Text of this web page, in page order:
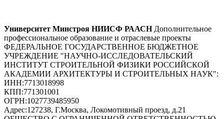
Университет Минстроя НИИСФ РААСН Дополнительное
профессиональное образование и отраслевые проекты
ФЕДЕРАЛЬНОЕ ГОСУДАРСТВЕННОЕ БЮДЖЕТНОЕ
УЧРЕЖДЕНИЕ "НАУЧНО-ИССЛЕДОВАТЕЛЬСКИЙ
ИНСТИТУТ СТРОИТЕЛЬНОЙ ФИЗИКИ РОССИЙСКОЙ
АКАДЕМИИ АРХИТЕКТУРЫ И СТРОИТЕЛЬНЫХ НАУК":
ИНН:7713018998
КПП:771301001
ОГРН:1027739485950
Адрес:127238, Г.Москва, Локомотивный проезд, д.21